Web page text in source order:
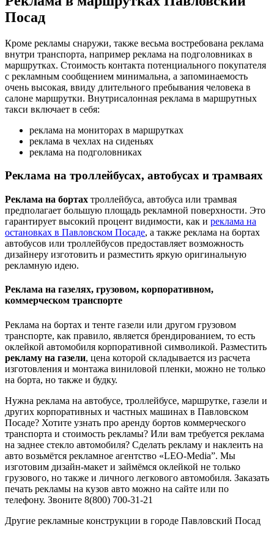
Посад
Кроме рекламы снаружи, также весьма востребована реклама
внутри транспорта, например реклама на подголовниках в
маршрутках. Стоимость контакта потенциального покупателя
с рекламным сообщением минимальна, а запоминаемость
очень высокая, ввиду длительного пребывания человека в
салоне маршрутки. Внутрисалонная реклама в маршрутных
такси включает в себя:
реклама на мониторах в маршрутках
реклама в чехлах на сиденьях
реклама на подголовниках
Реклама на троллейбусах, автобусах и трамваях
Реклама на бортах троллейбуса, автобуса или трамвая
предполагает большую площадь рекламной поверхности. Это
гарантирует высокий процент видимости, как и реклама на
остановках в Павловском Посаде, а также реклама на бортах
автобусов или троллейбусов предоставляет возможность
дизайнеру изготовить и разместить яркую оригинальную
рекламную идею.
Реклама на газелях, грузовом, корпоративном,
коммерческом транспорте
Реклама на бортах и тенте газели или другом грузовом
транспорте, как правило, является брендированием, то есть
оклейкой автомобиля корпоративной символикой. Разместить
рекламу на газели, цена которой складывается из расчета
изготовления и монтажа виниловой пленки, можно не только
на борта, но также и будку.
Нужна реклама на автобусе, троллейбусе, маршрутке, газели и
других корпоративных и частных машинах в Павловском
Посаде? Хотите узнать про аренду бортов коммерческого
транспорта и стоимость рекламы? Или вам требуется реклама
на заднее стекло автомобиля? Сделать рекламу и наклеить на
авто возьмётся рекламное агентство «LEO-Media”. Мы
изготовим дизайн-макет и займёмся оклейкой не только
грузового, но также и личного легкового автомобиля. Заказать
печать рекламы на кузов авто можно на сайте или по
телефону. Звоните 8(800) 700-31-21
Другие рекламные конструкции в городе Павловский Посад